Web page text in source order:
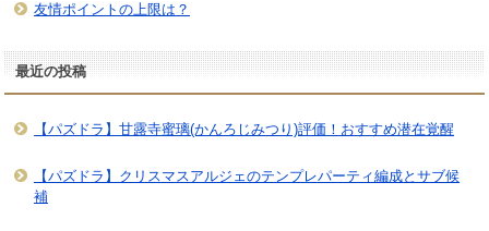
友情ポイントの上限は？
最近の投稿
【パズドラ】甘露寺蜜璃(かんろじみつり)評価！おすすめ潜在覚醒
【パズドラ】クリスマスアルジェのテンプレパーティ編成とサブ候
補